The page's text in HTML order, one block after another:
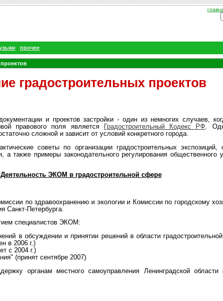
прочее
градостроительных проектов
и проектов застройки - один из немногих случаев,
правового поля является
Градостроительный Кодекс РФ.
сложной и зависит от условий конкретного города.
советы по организации градостроительных
а также примеры законодательного регулирования общественного
Деятельность ЭКОМ в градостроительной сфере
по здравоохранению и экологии и Комиссии по городскому
Санкт-Петербурга.
специалистов ЭКОМ:
в обсуждении и принятии решений в области
в 2006 г.)
с 2004 г.)
(принят сентябре 2007)
органам местного самоуправления Ленинградской области